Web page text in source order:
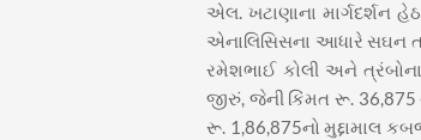
એલ. ખટાણાના માર્ગદર્શન
એનાલિસિસના આધારે સઘન
રમેશભાઈ કોલી અને ત્રંબોના
જીરું, જેની કિંમત રૂ.
રૂ. 1,86,875નો મુદ્દામાલ